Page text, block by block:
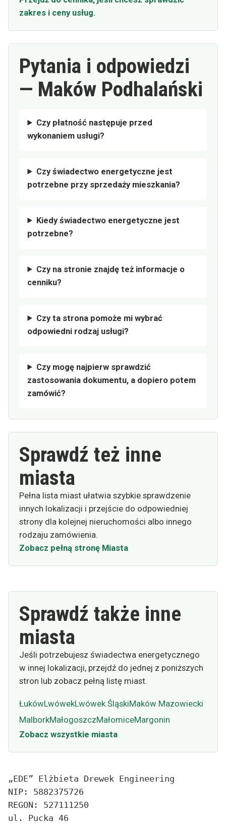
zakres i ceny usług.
Pytania i odpowiedzi
— Maków Podhalański
Czy płatność następuje przed
wykonaniem usługi?
Czy świadectwo energetyczne jest
potrzebne przy sprzedaży mieszkania?
Kiedy świadectwo energetyczne jest
potrzebne?
Czy na stronie znajdę też informacje o
cenniku?
Czy ta strona pomoże mi wybrać
odpowiedni rodzaj usługi?
Czy mogę najpierw sprawdzić
zastosowania dokumentu, a dopiero potem
zamówić?
Sprawdź też inne
miasta
Pełna lista miast ułatwia szybkie sprawdzenie
innych lokalizacji i przejście do odpowiedniej
strony dla kolejnej nieruchomości albo innego
rodzaju zamówienia.
Zobacz pełną stronę Miasta
Sprawdź także inne
miasta
Jeśli potrzebujesz świadectwa energetycznego
w innej lokalizacji, przejdź do jednej z poniższych
stron lub zobacz pełną listę miast.
ŁukówLwówekLwówek ŚląskiMaków Mazowiecki
MalborkMałogoszczMałomiceMargonin
Zobacz wszystkie miasta
„EDE” Elżbieta Drewek Engineering
NIP: 5882375726
REGON: 527111250
ul. Pucka 46